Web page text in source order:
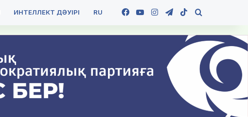
ИНТЕЛЛЕКТ ДӘУІРІ RU Facebook
YouTubeInstagramTelegram
TikTok